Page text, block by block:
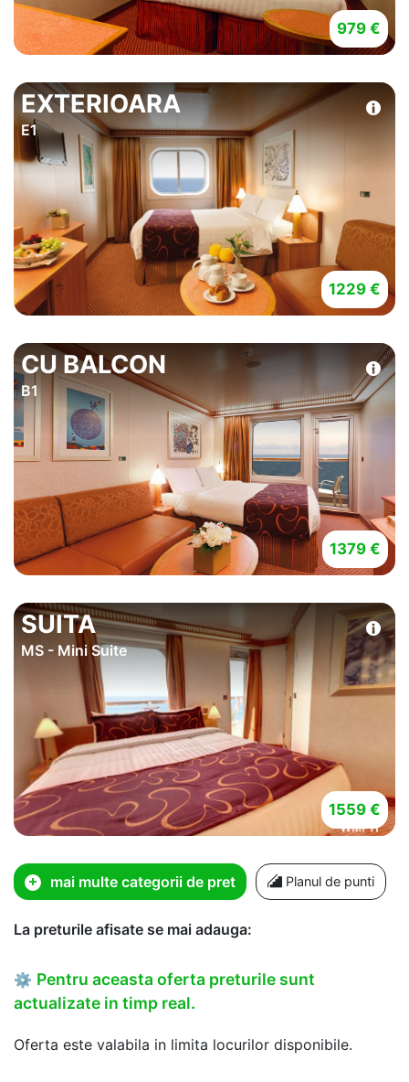
979 €
EXTERIOARA
E1
1229 €
CU BALCON
B1
1379 €
SUITA
MS - Mini Suite
1559 €
mai multe categorii de pret Planul de punti
La preturile afisate se mai adauga:
⚙ Pentru aceasta oferta preturile sunt
actualizate in timp real.
Oferta este valabila in limita locurilor disponibile.